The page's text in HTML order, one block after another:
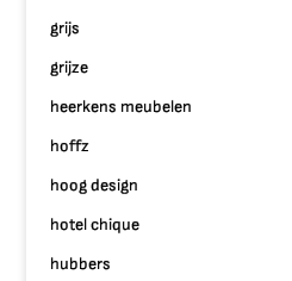
grijs
grijze
heerkens meubelen
hoffz
hoog design
hotel chique
hubbers